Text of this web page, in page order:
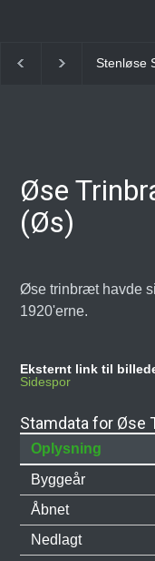
Stenløse
Øse
(Øs)
Øse trinbræt havde
1920'erne.
Eksternt link til
Sidespor
Stamdata for Øse
Oplysning
Byggeår
Åbnet
Nedlagt